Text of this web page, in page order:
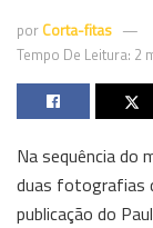
por Corta-fitas
Tempo De Leitura: 2
Na sequência do
duas fotografias
publicação do